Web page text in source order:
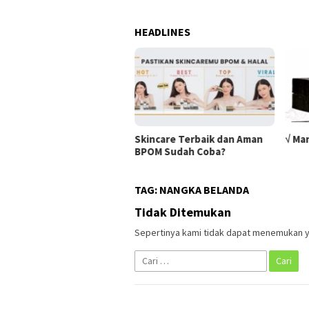
HEADLINES
Skincare Terbaik dan Aman
BPOM Sudah Coba?
√
TAG: NANGKA BELANDA
Tidak Ditemukan
Sepertinya kami tidak dapat menemukan
Cari
untuk: